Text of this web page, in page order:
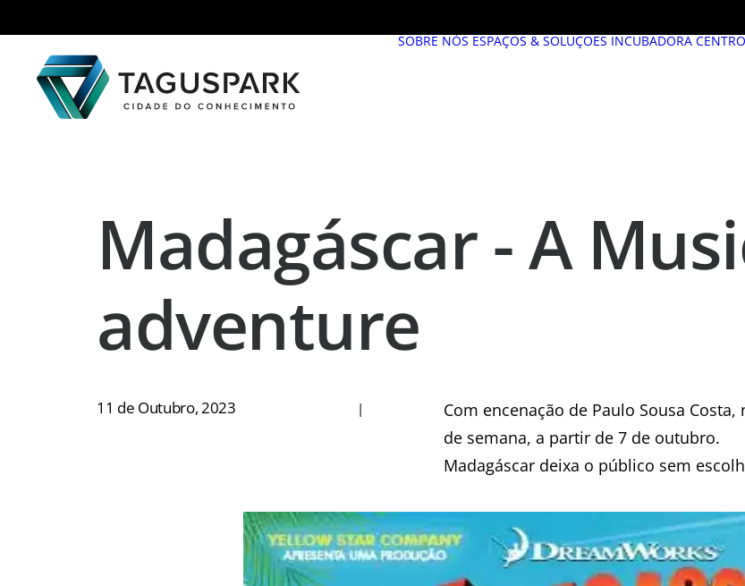
SOBRE NÓS ESPAÇOS & SOLUÇÕES INCUBADORA
Madagáscar - A
adventure
11 de Outubro, 2023 |
Com encenação de Paulo Sousa
de semana, a partir de 7 de outubro.
Madagáscar deixa o público sem